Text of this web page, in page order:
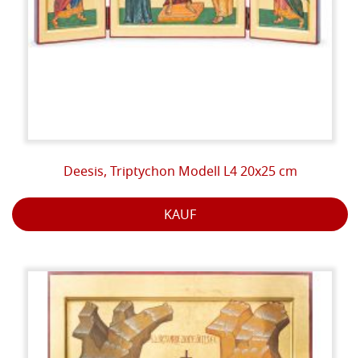
PHASEN:
Zeichnung wird auf dem Nadelstreifenhintergrund nachgezeichnet und
Vergoldung hat eine dekorative und auch eine symbolische Funktion:
Die Farbe wird mit der sogenannten "Aufhellungstechnik" aufgetragen,
die darin besteht, mehrere Farben zu überlappen und von den dunkelsten
zu den hellsten Farbtönen überzugehen. Die Formen werden also durch
elastische Eichhörnchen- oder Marderpinsel verwendet. Zuerst werden
die Hintergrundfarben im dunkelsten Farbton verteilt und dann zu
"Glanzlichtern" übergegangen, dh zunehmend begrenzte Bereiche werden
aufgehellt, um ein Gefühl von Volumen zu erzeugen, als ob alles von
innen beleuchtet wäre.
Deesis, Triptychon Modell L4 20x25 cm
KAUF